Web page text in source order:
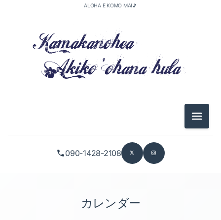
090-1428-2108
ALOHA E KOMO MAI🎵
メニュ
カレンダー